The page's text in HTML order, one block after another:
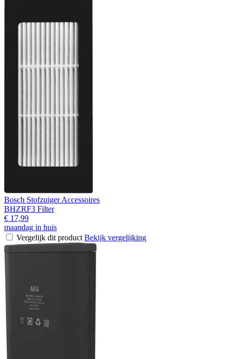
Bosch Stofzuiger Accessoires
BHZRF3 Filter
€ 17,99
maandag in huis
Vergelijk dit product Bekijk vergelijking